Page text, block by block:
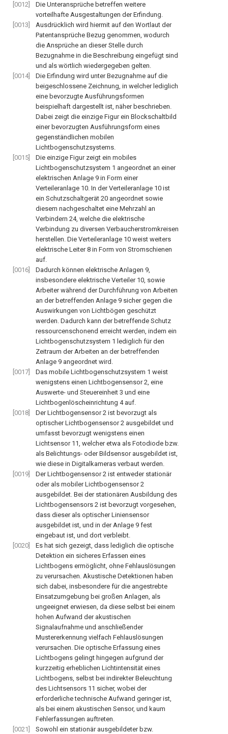
[0012]
Die Unteransprüche betreffen weitere
vorteilhafte Ausgestaltungen der Erfindung.
[0013]
Ausdrücklich wird hiermit auf den Wortlaut der
Patentansprüche Bezug genommen, wodurch
die Ansprüche an dieser Stelle durch
Bezugnahme in die Beschreibung eingefügt sind
und als wörtlich wiedergegeben gelten.
[0014]
Die Erfindung wird unter Bezugnahme auf die
beigeschlossene Zeichnung, in welcher lediglich
eine bevorzugte Ausführungsformen
beispielhaft dargestellt ist, näher beschrieben.
Dabei zeigt die einzige Figur ein Blockschaltbild
einer bevorzugten Ausführungsform eines
gegenständlichen mobilen
Lichtbogenschutzsystems.
[0015]
Die einzige Figur zeigt ein mobiles
Lichtbogenschutzsystem 1 angeordnet an einer
elektrischen Anlage 9 in Form einer
Verteileranlage 10. In der Verteileranlage 10 ist
ein Schutzschaltgerät 20 angeordnet sowie
diesem nachgeschaltet eine Mehrzahl an
Verbindern 24, welche die elektrische
Verbindung zu diversen Verbaucherstromkreisen
herstellen. Die Verteileranlage 10 weist weiters
elektrische Leiter8 in Form von Stromschienen
auf.
[0016]
Dadurch können elektrische Anlagen 9,
insbesondere elektrische Verteiler 10, sowie
Arbeiter während der Durchführung von Arbeiten
an der betreffenden Anlage 9 sicher gegen die
Auswirkungen von Lichtbögen geschützt
werden. Dadurch kann der betreffende Schutz
ressourcenschonend erreicht werden, indem ein
Lichtbogenschutzsystem 1 lediglich für den
Zeitraum der Arbeiten an der betreffenden
Anlage 9 angeordnet wird.
[0017]
Das mobile Lichtbogenschutzsystem 1 weist
wenigstens einen Lichtbogensensor2, eine
Auswerte- und Steuereinheit 3 und eine
Lichtbogenlöscheinrichtung 4auf.
[0018]
Der Lichtbogensensor2 ist bevorzugt als
optischer Lichtbogensensor2 ausgebildet und
umfasst bevorzugt wenigstens einen
Lichtsensor 11, welcher etwa als Fotodiode bzw.
als Belichtungs- oder Bildsensor ausgebildet ist,
wie diese in Digitalkameras verbaut werden.
[0019]
Der Lichtbogensensor2 ist entweder stationär
oder als mobiler Lichtbogensensor2
ausgebildet. Bei der stationären Ausbildung des
Lichtbogensensors 2 ist bevorzugt vorgesehen,
dass dieser als optischer Liniensensor
ausgebildet ist, und in der Anlage 9 fest
eingebaut ist, und dort verbleibt.
[0020]
Es hat sich gezeigt, dass lediglich die optische
Detektion ein sicheres Erfassen eines
Lichtbogens ermöglicht, ohne Fehlauslösungen
zu verursachen. Akustische Detektionen haben
sich dabei, insbesondere für die angestrebte
Einsatzumgebung bei großen Anlagen, als
ungeeignet erwiesen, da diese selbst bei einem
hohen Aufwand der akustischen
Signalaufnahme und anschließender
Mustererkennung vielfach Fehlauslösungen
verursachen. Die optische Erfassung eines
Lichtbogens gelingt hingegen aufgrund der
kurzzeitig erheblichen Lichtintensität eines
Lichtbogens, selbst bei indirekter Beleuchtung
des Lichtsensors 11 sicher, wobei der
erforderliche technische Aufwand geringer ist,
als bei einem akustischen Sensor, und kaum
Fehlerfassungen auftreten.
[0021]
Sowohl ein stationär ausgebildeter bzw.